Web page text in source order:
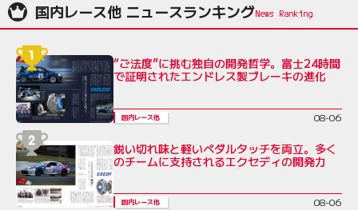
国内レース他 ニュースランキング
“ご法度”に挑む独自の開発哲学。富士24時間
で証明されたエンドレス製ブレーキの進化
国内レース他 08-06
鋭い切れ味と軽いペダルタッチを両立。多く
のチームに支持されるエクセディの開発力
国内レース他 08-06